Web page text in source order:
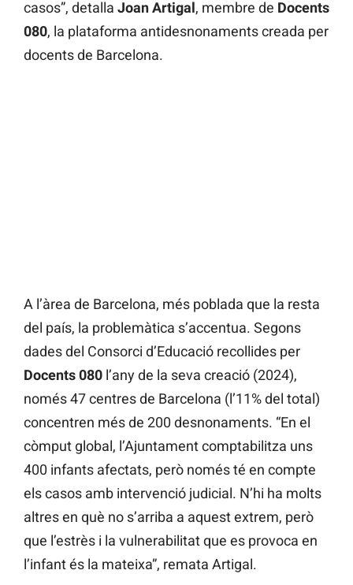
casos”, detalla Joan Artigal, membre de Docents
080, la plataforma antidesnonaments creada per
docents de Barcelona.
A l’àrea de Barcelona, més poblada que la resta
del país, la problemàtica s’accentua. Segons
dades del Consorci d’Educació recollides per
Docents 080 l’any de la seva creació (2024),
només 47 centres de Barcelona (l’11% del total)
concentren més de 200 desnonaments. “En el
còmput global, l’Ajuntament comptabilitza uns
400 infants afectats, però només té en compte
els casos amb intervenció judicial. N’hi ha molts
altres en què no s’arriba a aquest extrem, però
que l’estrès i la vulnerabilitat que es provoca en
l’infant és la mateixa”, remata Artigal.